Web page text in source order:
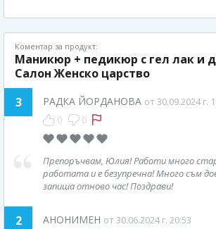
Коментар за продукт:
Маникюр + педикюр с гел лак и
Салон Женско царство
3
РАДКА ЙОРДАНОВА от 30.09.2024 г.
0 0
Препоръчвам, Юлия! Работи много
работата и е безупречна! Много съм
запиша отново час! Поздрави!
2 АНОНИМЕН от 30.06.2024 г. 20:53